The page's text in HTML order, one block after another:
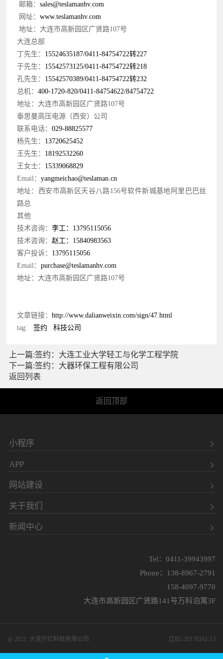
邮箱： sales@teslamanhv.com
网址： www.teslamanhv.com
地址：大连市高新园区广贤路107号
大连总部
丁先生： 15524635187/0411-84754722转227
于先生： 15542573125/0411-84754722转218
孔先生： 15542570389/0411-84754722转232
总机： 400-1720-820/0411-84754622/84754722
地址：大连市高新园区广贤路107号
泰思曼高压电源（西安）公司
联系电话： 029-88825577
杨先生： 13720625452
王先生： 18192532260
王女士： 15339068829
Email： yangmeichao@teslaman.cn
地址：西安市高新区天谷八路156号软件新城基地阿里巴巴丝
路总
其他
技术咨询： 李工：13795115056
技术咨询： 赵工：15840983563
客户投诉： 13795115056
Email： purchase@teslamanhv.com
地址：大连市高新园区广贤路107号
文章链接： http://www.dalianweixin.com/sign/47.html
tag: 签约 科技公司
上一篇:签约：大连工业大学轻工与化学工程学院
下一篇:签约：大器环保工程有限公司
返回列表
返回顶部
小程序
APP
网站建设
关于我们
新闻中心
Tel：0411-39943997
Phone：138-8967-2791
158-4097-9770
大连市高新园区广贤路141号万科泊寓3F
@ 2021 大连仟亿科技有限公司 辽B2-20170242-13